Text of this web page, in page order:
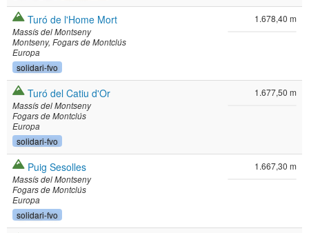
Turó de l'Home Mort
Massís del Montseny
Montseny Fogars de Montclús
Europa
solidari-fvo
1.678,40 m
Turó del Catiu d'Or
Massís del Montseny
Fogars de Montclús
Europa
solidari-fvo
1.677,50 m
Puig Sesolles
Massís del Montseny
Fogars de Montclús
Europa
solidari-fvo
1.667,30 m